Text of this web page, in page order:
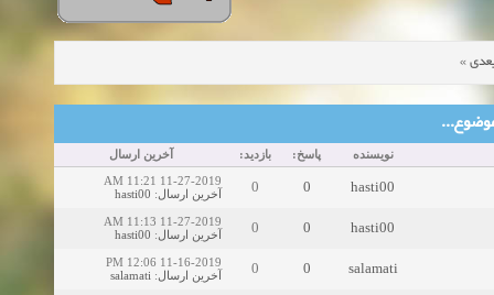
»
نویسنده پاسخ: بازدید: آخرین ارسال
hasti00
0
0
11-27-2019 11:21 AM
آخرین ارسال:
hasti00
hasti00
0
0
11-27-2019 11:13 AM
آخرین ارسال:
hasti00
salamati
0
0
11-16-2019 12:06 PM
آخرین ارسال:
salamati